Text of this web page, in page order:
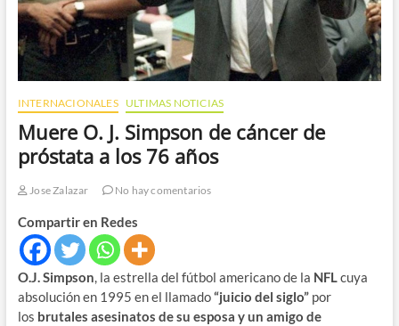
INTERNACIONALES ULTIMAS NOTICIAS
Muere O. J. Simpson de cáncer de
próstata a los 76 años
Jose Zalazar No hay comentarios
Compartir en Redes
O.J. Simpson, la estrella del fútbol americano de la NFLcuya
absolución en 1995 en el llamado“juicio del siglo” por
los brutales asesinatos de su esposa y un amigo de